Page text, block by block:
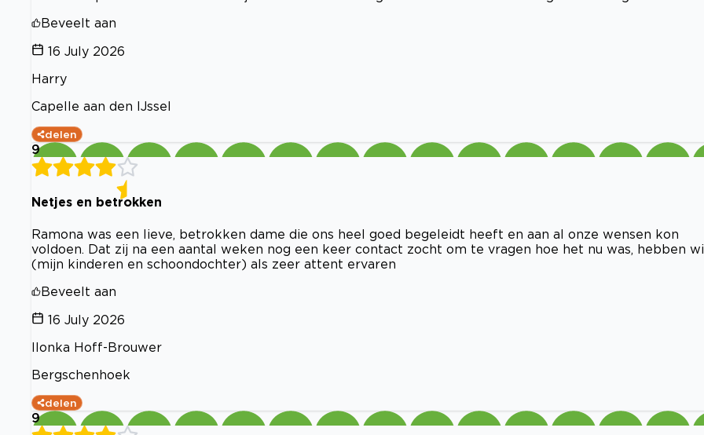
Beveelt aan
16 July 2026
Harry
Capelle aan den IJssel
delen
9
Netjes en betrokken
Ramona was een lieve, betrokken dame die ons heel goed begeleidt heeft en aan al onze wensen kon
voldoen. Dat zij na een aantal weken nog een keer contact zocht om te vragen hoe het nu was, hebben
(mijn kinderen en schoondochter) als zeer attent ervaren
Beveelt aan
16 July 2026
Ilonka Hoff-Brouwer
Bergschenhoek
delen
9